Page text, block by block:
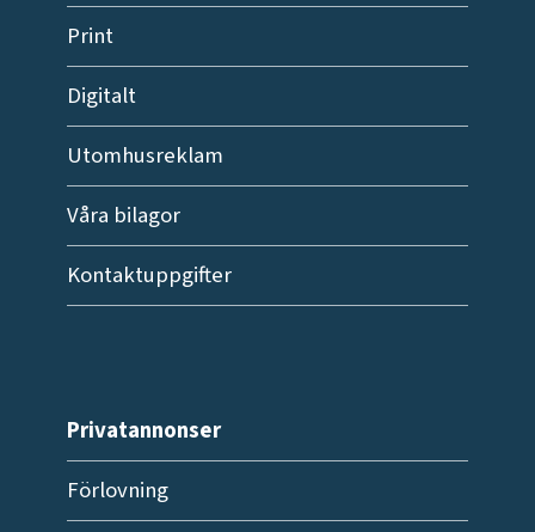
Print
Digitalt
Utomhusreklam
Våra bilagor
Kontaktuppgifter
Privatannonser
Förlovning